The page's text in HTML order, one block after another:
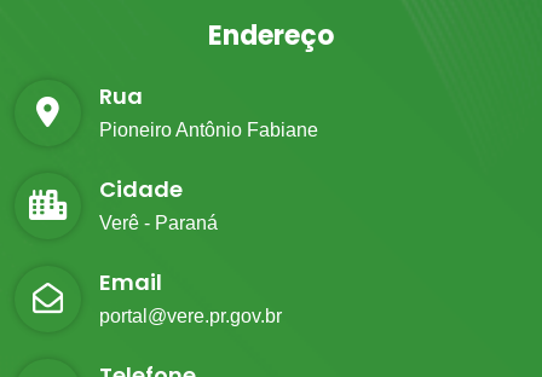
Endereço
Rua
Pioneiro Antônio Fabiane
Cidade
Verê - Paraná
Email
portal@vere.pr.gov.br